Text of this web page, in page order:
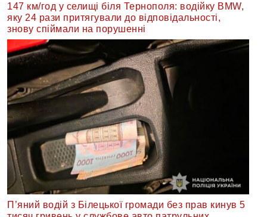
147 км/год у селищі біля Тернополя: водійку BMW,
яку 24 рази притягували до відповідальності,
знову спіймали на порушенні
П’яний водій з Білецької громади без прав кинув 5